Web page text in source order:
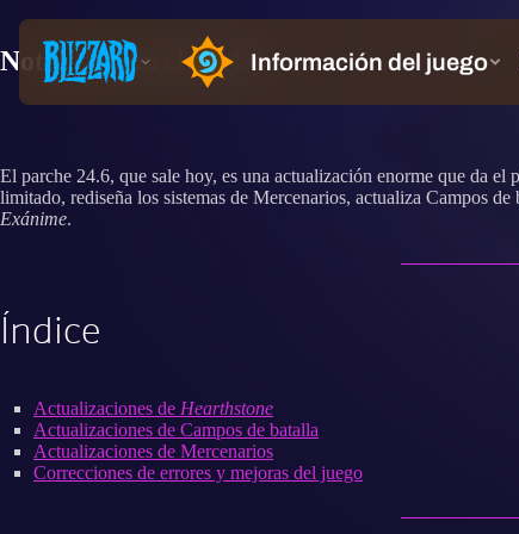
Notas del parche 24.6
El parche 24.6, que sale hoy, es una actualización enorme que da
limitado, rediseña los sistemas de Mercenarios, actualiza Campos de
Exánime.
Índice
Actualizaciones de Hearthstone
Actualizaciones de Campos de batalla
Actualizaciones de Mercenarios
Correcciones de errores y mejoras del juego